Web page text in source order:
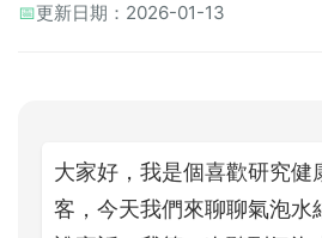
📅更新日期：2026-01-13
大家好，我是個喜歡研究健
客，今天我們來聊聊氣泡水